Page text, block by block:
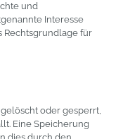
und
Interesse
Rechtsgrundlage für
oder gesperrt,
Eine Speicherung